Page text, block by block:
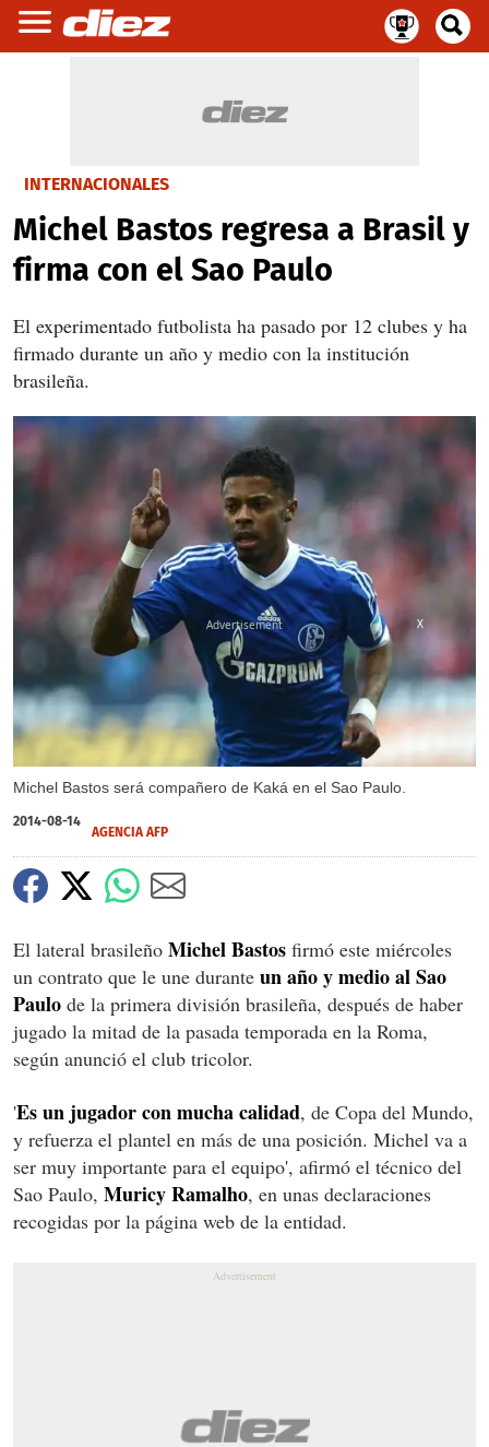
INTERNACIONALES
Michel Bastos regresa a Brasil y
firma con el Sao Paulo
El experimentado futbolista ha pasado por 12 clubes y ha
firmado durante un año y medio con la institución
brasileña.
Michel Bastos será compañero de Kaká en el Sao Paulo.
X
2014-08-14
AGENCIA AFP
El lateral brasileño Michel Bastos firmó este miércoles
un contrato que le une durante un año y medio al Sao
Paulo de la primera división brasileña, después de haber
jugado la mitad de la pasada temporada en la Roma,
según anunció el club tricolor.
'Es un jugador con mucha calidad, de Copa del Mundo,
y refuerza el plantel en más de una posición. Michel va a
ser muy importante para el equipo', afirmó el técnico del
Sao Paulo, Muricy Ramalho, en unas declaraciones
recogidas por la página web de la entidad.